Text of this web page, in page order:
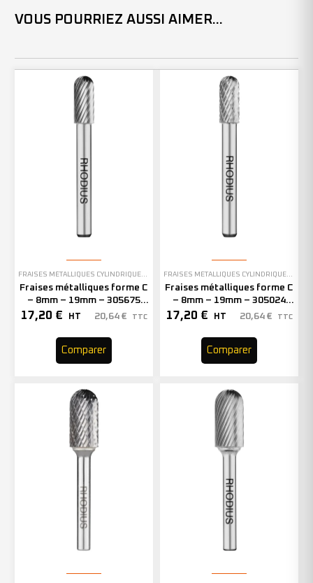
VOUS POURRIEZ AUSSI AIMER...
FRAISES MÉTALLIQUES CYLINDRIQUES À BOUT ARRONDI
Fraises métalliques forme C
– 8mm – 19mm – 305675
(x1)
17,20 € HT 20,64 € TTC
Comparer
FRAISES MÉTALLIQUES CYLINDRIQUES À BOUT ARRONDI
Fraises métalliques forme C
– 8mm – 19mm – 305024
(x1)
17,20 € HT 20,64 € TTC
Comparer